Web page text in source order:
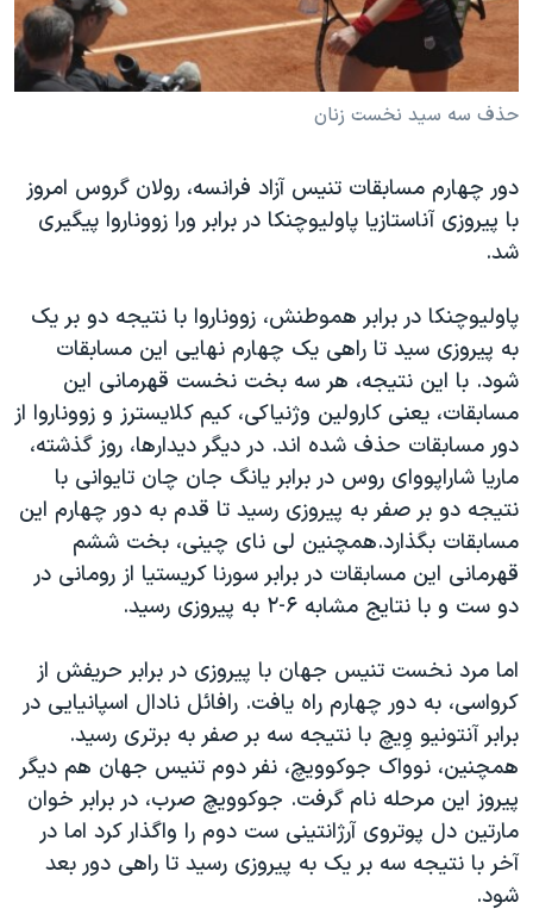
فرهنگ و زندگی
حقوق شهروندی
اقتصادی
اسرائیل در جنگ
گالری عکس
مستندها
انتخابات ریاست جمهوری آمریکا ۲۰۲۴
حمله جمهوری اسلامی به اسرائیل
ورزش زنان در ایران
اعتراضات زن، زندگی، آزادی
تریبونال مردمی آبان ۹۸
دادگاه حمید نوری
چهل سال گروگان‌گیری
قانون شفافیت دارائی کادر رهبری ایران
اعتراضات مردمی آبان ۹۸
اسرائیل در جنگ
نرگس محمدی برنده جایزه نوبل صلح
همایش محافظه‌کاران آمریکا «سی‌پک»
صفحه‌های ویژه
سفر پرزیدنت ترامپ به چین
دنبال کنید
زبانهای مختلف
حذف سه سید نخست زنان
دور چهارم مسابقات تنیس آزاد فرانسه، رولان گروس امروز
با پیروزی آناستازیا پاولیوچنکا در برابر ورا زووناروا پیگیری
شد.
پاولیوچنکا در برابر هموطنش، زووناروا با نتیجه دو بر یک
به پیروزی سید تا راهی یک چهارم نهایی این مسابقات
شود. با این نتیجه، هر سه بخت نخست قهرمانی این
مسابقات، یعنی کارولین وژنیاکی، کیم کلایسترز و زووناروا از
دور مسابقات حذف شده اند. در دیگر دیدارها، روز گذشته،
ماریا شاراپووای روس در برابر یانگ جان چان تایوانی با
نتیجه دو بر صفر به پیروزی رسید تا قدم به دور چهارم این
مسابقات بگذارد.همچنین لی نای چینی، بخت ششم
قهرمانی این مسابقات در برابر سورنا کریستیا از رومانی در
دو ست و با نتایج مشابه ۶-۲ به پیروزی رسید.
اما مرد نخست تنیس جهان با پیروزی در برابر حریفش از
کرواسی، به دور چهارم راه یافت. رافائل نادال اسپانیایی در
برابر آنتونیو وِیچ با نتیجه سه بر صفر به برتری رسید.
همچنین، نوواک جوکوویچ، نفر دوم تنیس جهان هم دیگر
پیروز این مرحله نام گرفت. جوکوویچ صرب، در برابر خوان
مارتین دل پوتروی آرژانتینی ست دوم را واگذار کرد اما در
آخر با نتیجه سه بر یک به پیروزی رسید تا راهی دور بعد
شود.